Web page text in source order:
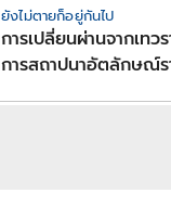
ยังไม่ตายก็อยู่กันไป
การเปลี่ยนผ่านจากเทว
การสถาปนาอัตลักษณ์ร